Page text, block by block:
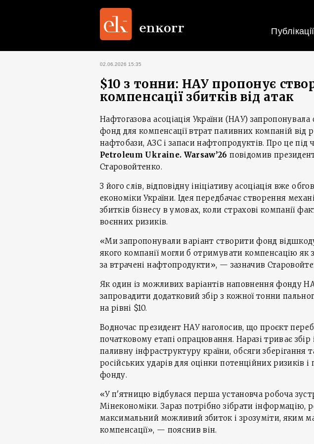
Публікації
02.06.2026 15:35
$10 з тонни: НАУ пропонує
компенсації збитків від атак
Нафтогазова асоціація України (НАУ)
фонд для компенсації втрат паливних компаній від
нафтобази, АЗС і запаси нафтопродуктів. Про це під
Petroleum Ukraine. Warsaw’26 повідомив
Старовойтенко.
З його слів, відповідну ініціативу асоціація вже
економіки України. Ідея передбачає створення
збитків бізнесу в умовах, коли страхові компанії
воєнних ризиків.
«Ми запропонували варіант створити фонд
якого компанії могли б отримувати компенсацію як
за втрачені нафтопродукти», — зазначив
Як один із можливих варіантів наповнення фонду
запровадити додатковий збір з кожної тонни
на рівні $10.
Водночас президент НАУ наголосив, що проєкт
початковому етапі опрацювання. Наразі триває збір
паливну інфраструктуру країни, обсяги зберігання
російських ударів для оцінки потенційних ризиків
фонду.
«У п'ятницю відбулася перша установча робоча
Мінекономіки. Зараз потрібно зібрати інформацію,
максимальний можливий збиток і зрозуміти, яким
компенсації», — пояснив він.